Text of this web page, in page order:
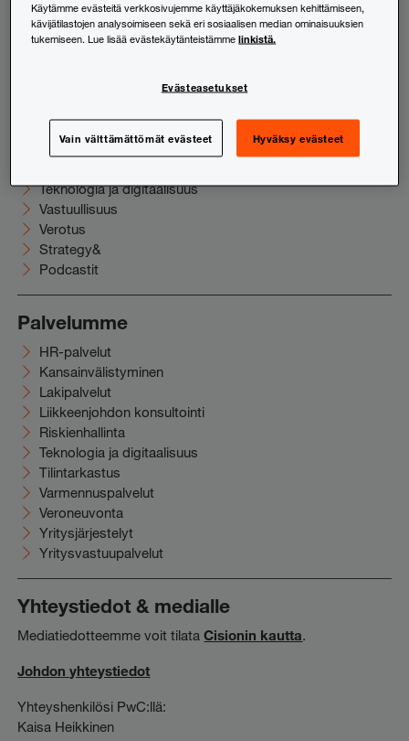
Tutustu ja tilaa
Juridiikka
Teknologia ja digitaalisuus
Vastuullisuus
Verotus
Strategy&
Podcastit
Palvelumme
HR-palvelut
Kansainvälistyminen
Lakipalvelut
Liikkeenjohdon konsultointi
Riskienhallinta
Teknologia ja digitaalisuus
Tilintarkastus
Varmennuspalvelut
Veroneuvonta
Yritysjärjestelyt
Yritysvastuupalvelut
Yhteystiedot & medialle
Mediatiedotteemme voit tilataCisionin kautta.
Johdon yhteystiedot
Yhteyshenkilösi PwC:llä:
Kaisa Heikkinen
Käytämme evästeitä verkkosivujemme käyttäjäkokemuksen kehittämiseen,
kävijätilastojen analysoimiseen sekä eri sosiaalisen median ominaisuuksien
tukemiseen. Lue lisää evästekäytänteistämmelinkistä.
Evästeasetukset
Vain välttämättömät evästeet Hyväksy evästeet